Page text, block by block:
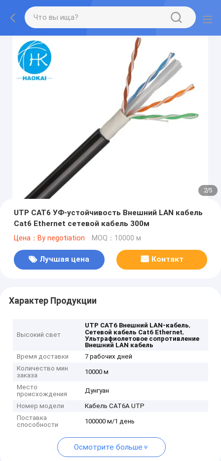
2/5
UTP CAT6 УФ-устойчивость Внешний LAN кабель
Cat6 Ethernet сетевой кабель 300м
Цена：By negotiation MOQ：10000 м
Лучшая цена Контакт
Характер Продукции
Высокий свет
UTP CAT6 Внешний LAN-кабель,
Сетевой кабель Cat6 Ethernet,
Ультрафиолетовое сопротивление
Внешний LAN кабель
Время доставки
7 рабочих дней
Количество мин
заказа
10000 м
Место
происхождения
Дунгуан
Номер модели
Кабель CAT6A UTP
Поставка
способности
100000 м/1 день
Осмотрите больше